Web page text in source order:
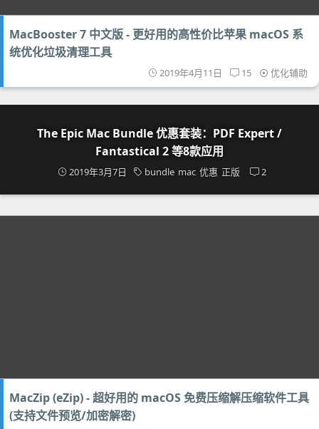
MacBooster 7 中文版 - 更好用的高性价比苹果 macOS 系
统优化垃圾清理工具
2019年4月11日 15 优化辅助
The Epic Mac Bundle 优惠套装：PDF Expert /
Fantastical 2 等8款应用
2019年3月7日 bundle mac 优惠 正版 2
MacZip (eZip) - 超好用的 macOS 免费压缩解压缩软件工具
(支持文件预览/加密解密)